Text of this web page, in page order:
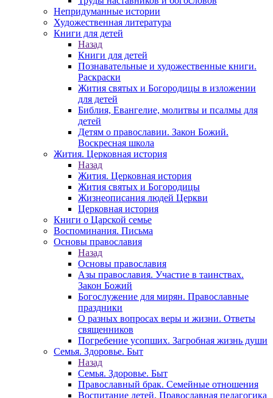
Непридуманные истории
Художественная литература
Книги для детей
Назад
Книги для детей
Познавательные и художественные книги.
Раскраски
Жития святых и Богородицы в изложении
для детей
Библия, Евангелие, молитвы и псалмы для
детей
Детям о православии. Закон Божий.
Воскресная школа
Жития. Церковная история
Назад
Жития. Церковная история
Жития святых и Богородицы
Жизнеописания людей Церкви
Церковная история
Книги о Царской семье
Воспоминания. Письма
Основы православия
Назад
Основы православия
Азы православия. Участие в таинствах.
Закон Божий
Богослужение для мирян. Православные
праздники
О разных вопросах веры и жизни. Ответы
священников
Погребение усопших. Загробная жизнь души
Семья. Здоровье. Быт
Назад
Семья. Здоровье. Быт
Православный брак. Семейные отношения
Воспитание детей. Православная педагогика